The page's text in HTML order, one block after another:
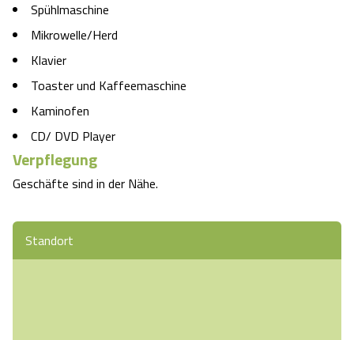
Spühlmaschine
Mikrowelle/Herd
Klavier
Toaster und Kaffeemaschine
Kaminofen
CD/ DVD Player
Verpflegung
Geschäfte sind in der Nähe.
Standort